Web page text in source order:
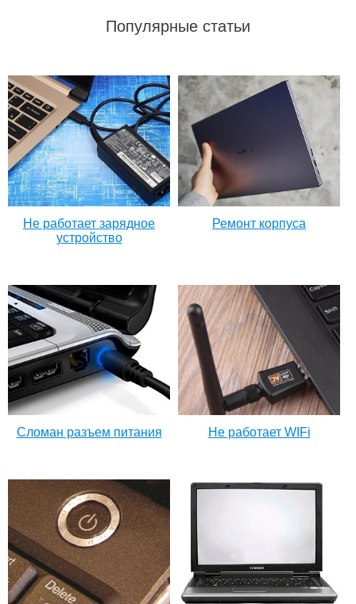
Популярные статьи
Не работает зарядное
устройство
Ремонт корпуса
Сломан разъем питания Не работает WIFi